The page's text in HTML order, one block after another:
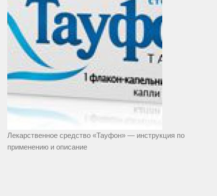
Лекарственное средство «Тауфон» — инструкция по
применению и описание